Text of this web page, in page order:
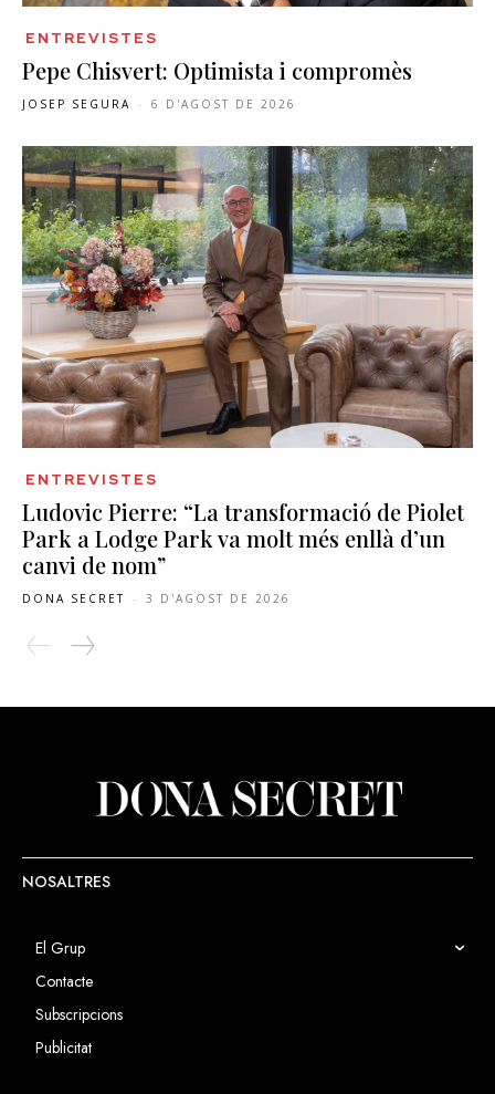
ENTREVISTES
Pepe Chisvert: Optimista i compromès
JOSEP SEGURA - 6 D'AGOST DE 2026
ENTREVISTES
Ludovic Pierre: “La transformació de Piolet
Park a Lodge Park va molt més enllà d’un
canvi de nom”
DONA SECRET - 3 D'AGOST DE 2026
NOSALTRES
El Grup
Contacte
Subscripcions
Publicitat